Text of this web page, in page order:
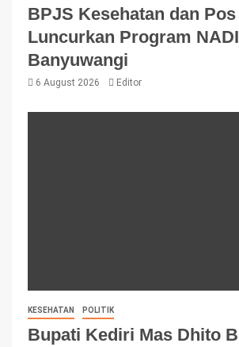
BPJS Kesehatan dan
Luncurkan Program
Banyuwangi
6 August 2026 Editor
KESEHATAN POLITIK
Bupati Kediri Mas Dhito